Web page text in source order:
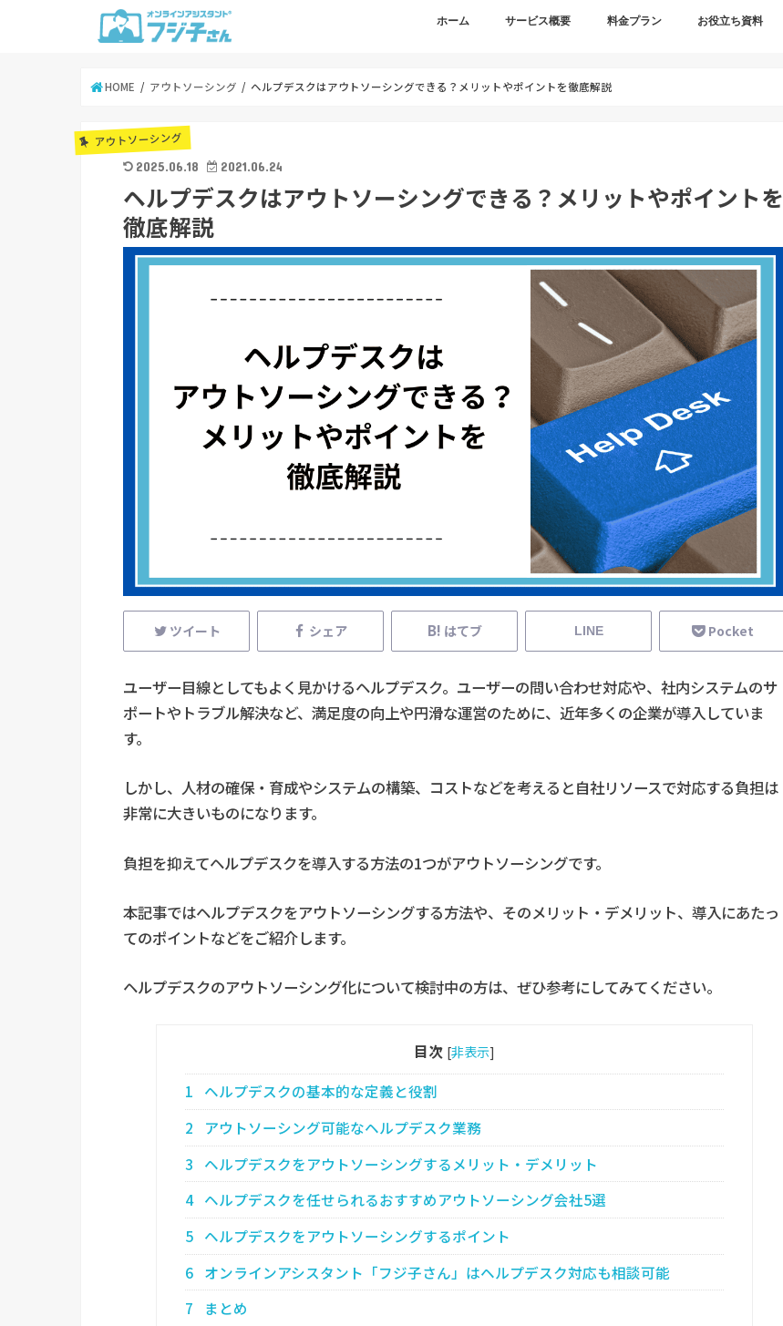
ホーム サービス概要 料金プラン お役立ち資料
HOME アウトソーシング ヘルプデスクはアウトソーシングできる？メリットやポイントを徹底解説
アウトソーシング
2025.06.18 2021.06.24
ヘルプデスクはアウトソーシングできる？メリットやポイントを
徹底解説
ツイート シェア はてブ LINE Pocket
ユーザー目線としてもよく見かけるヘルプデスク。ユーザーの問い合わせ対応や、社内システムのサ
ポートやトラブル解決など、満足度の向上や円滑な運営のために、近年多くの企業が導入していま
す。
しかし、人材の確保・育成やシステムの構築、コストなどを考えると自社リソースで対応する負担は
非常に大きいものになります。
負担を抑えてヘルプデスクを導入する方法の1つがアウトソーシングです。
本記事ではヘルプデスクをアウトソーシングする方法や、そのメリット・デメリット、導入にあたっ
てのポイントなどをご紹介します。
ヘルプデスクのアウトソーシング化について検討中の方は、ぜひ参考にしてみてください。
目次 [非表示]
1
ヘルプデスクの基本的な定義と役割
2
アウトソーシング可能なヘルプデスク業務
3
ヘルプデスクをアウトソーシングするメリット・デメリット
4 ヘルプデスクを任せられるおすすめアウトソーシング会社5選
5 ヘルプデスクをアウトソーシングするポイント
6 オンラインアシスタント「フジ子さん」はヘルプデスク対応も相談可能
7
まとめ